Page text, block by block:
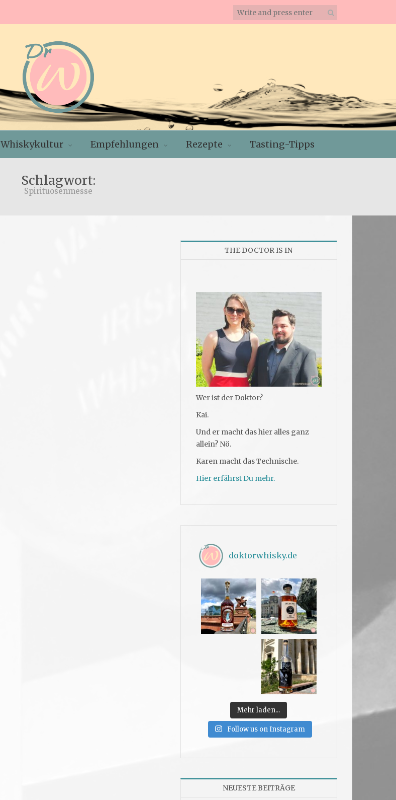
Whiskykultur Empfehlungen Rezepte Tasting-Tipps
Schlagwort:
Spirituosenmesse
THE DOCTOR IS IN
Wer ist der Doktor?
Kai.
Und er macht das hier alles ganz
allein? Nö.
Karen macht das Technische.
Hier erfährst Du mehr.
doktorwhisky.de
Mehr laden...
Follow us on Instagram
NEUESTE BEITRÄGE